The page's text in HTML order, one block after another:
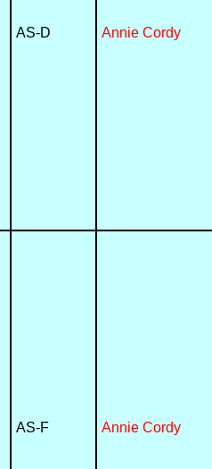
AS-D Annie Cordy
AS-F Annie Cordy